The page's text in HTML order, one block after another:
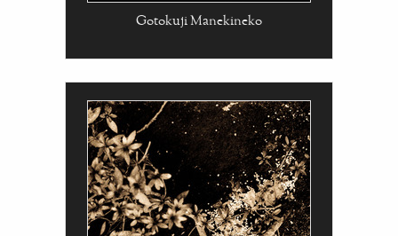
Gotokuji Manekineko